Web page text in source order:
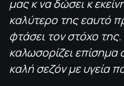
μας κ να δώσει κ
καλύτερο της εαυτό
φτάσει τον στόχο της.
καλωσορίζει επίσημα
καλή σεζόν με υγεία